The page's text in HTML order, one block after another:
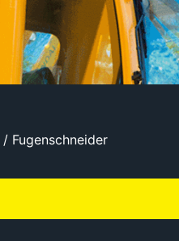
Fugenschneider